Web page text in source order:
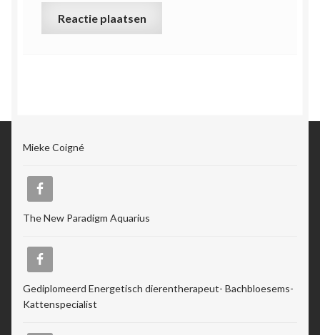
Mieke Coigné
The New Paradigm Aquarius
Gediplomeerd Energetisch dierentherapeut- Bachbloesems-
Kattenspecialist